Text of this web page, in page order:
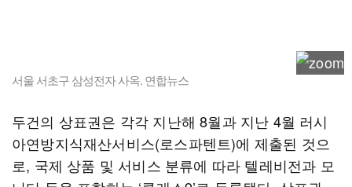
서울 서초구 삼성전자 사옥. 연합뉴스
두건의 상표권은 각각 지난해 8월과 지난 4월 러시
아연방지식재산서비스(로스파텐트)에 제출된 것으
로, 국제 상품 및 서비스 분류에 따라 텔레비전과 모